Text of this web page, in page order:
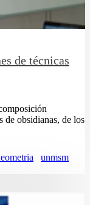
de técnicas
de obsidianas, de los
unmsm